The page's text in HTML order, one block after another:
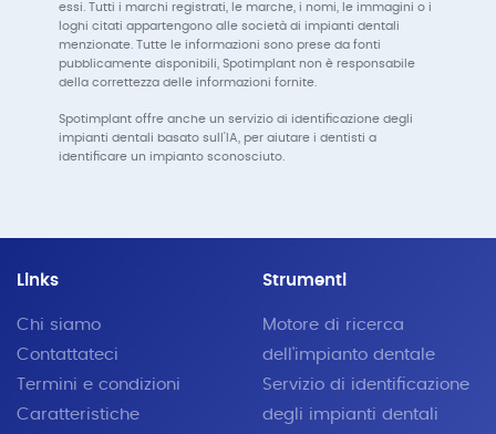
essi. Tutti i marchi registrati, le marche, i nomi, le immagini o i
loghi citati appartengono alle società di impianti dentali
menzionate. Tutte le informazioni sono prese da fonti
pubblicamente disponibili, Spotimplant non è responsabile
della correttezza delle informazioni fornite.
Spotimplant offre anche un servizio di identificazione degli
impianti dentali basato sull'IA, per aiutare i dentisti a
identificare un impianto sconosciuto.
Links
Chi siamo
Contattateci
Termini e condizioni
Caratteristiche
Strumenti
Motore di ricerca
dell'impianto dentale
Servizio di identificazione
degli impianti dentali